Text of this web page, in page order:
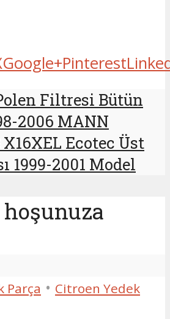
Google+Pinterest
Filtresi Bütün
2006 MANN
Ecotec Üst
1999-2001 Model
Parça • Citroen Yedek